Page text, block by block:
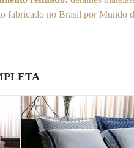
fabricado no Brasil por Mundo